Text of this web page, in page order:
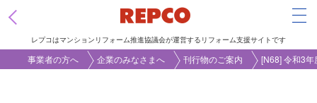
レプコはマンションリフォーム推進協議会が運営するリフォーム支援サイトです
事業者の方へ 企業のみなさまへ 刊行物のご案内 [N68] 令和3